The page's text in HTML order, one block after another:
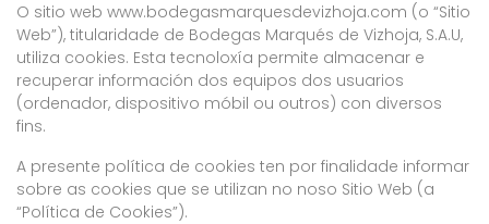
O sitio web www.bodegasmarquesdevizhoja.com (o “Sitio
Web”), titularidade de Bodegas Marqués de Vizhoja, S.A.U,
utiliza cookies. Esta tecnoloxía permite almacenar e
recuperar información dos equipos dos usuarios
(ordenador, dispositivo móbil ou outros) con diversos
fins.
A presente política de cookies ten por finalidade informar
sobre as cookies que se utilizan no noso Sitio Web (a
“Política de Cookies”).